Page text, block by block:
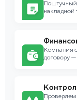
накладной
Компания
договору —
Проверяем